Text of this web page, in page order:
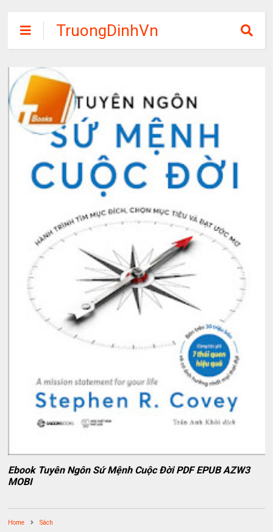
TruongDinhVn
Chia sẽ ebook,
phần mềm học
tập miễn phí
Ebook Tuyên Ngôn Sứ Mệnh Cuộc Đời PDF EPUB AZW3
MOBI
Home Sách